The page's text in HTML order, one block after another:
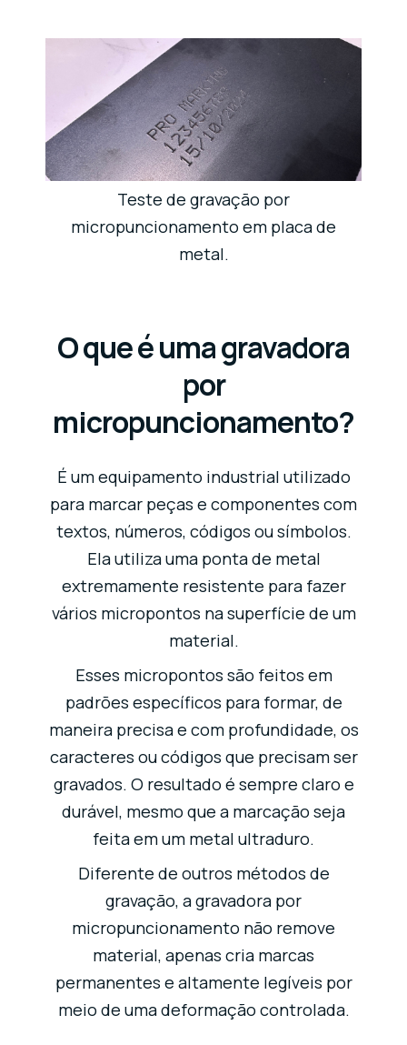
Teste de gravação por
micropuncionamento em placa de
metal.
O que é uma gravadora
por
micropuncionamento?
É um equipamento industrial utilizado
para marcar peças e componentes com
textos, números, códigos ou símbolos.
Ela utiliza uma ponta de metal
extremamente resistente para fazer
vários micropontos na superfície de um
material.
Esses micropontos são feitos em
padrões específicos para formar, de
maneira precisa e com profundidade, os
caracteres ou códigos que precisam ser
gravados. O resultado é sempre claro e
durável, mesmo que a marcação seja
feita em um metal ultraduro.
Diferente de outros métodos de
gravação, a gravadora por
micropuncionamento não remove
material, apenas cria marcas
permanentes e altamente legíveis por
meio de uma deformação controlada.